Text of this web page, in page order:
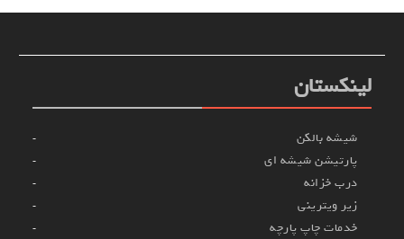
لینکستان
شیشه بالکن
پارتیشن شیشه ای
درب خزانه
زیر ویترینی
خدمات چاپ پارچه